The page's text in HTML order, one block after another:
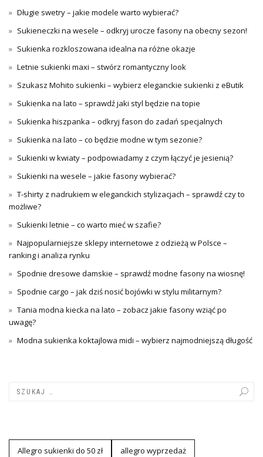
Długie swetry – jakie modele warto wybierać?
Sukieneczki na wesele – odkryj urocze fasony na obecny sezon!
Sukienka rozkloszowana idealna na różne okazje
Letnie sukienki maxi – stwórz romantyczny look
Szukasz Mohito sukienki – wybierz eleganckie sukienki z eButik
Sukienka na lato – sprawdź jaki styl będzie na topie
Sukienka hiszpanka – odkryj fason do zadań specjalnych
Sukienka na lato – co będzie modne w tym sezonie?
Sukienki w kwiaty – podpowiadamy z czym łączyć je jesienią?
Sukienki na wesele – jakie fasony wybierać?
T-shirty z nadrukiem w eleganckich stylizacjach – sprawdź czy to
możliwe?
Sukienki letnie – co warto mieć w szafie?
Najpopularniejsze sklepy internetowe z odzieżą w Polsce –
ranking i analiza rynku
Spodnie dresowe damskie – sprawdź modne fasony na wiosnę!
Spodnie cargo – jak dziś nosić bojówki w stylu militarnym?
Tania modna kiecka na lato – zobacz jakie fasony wziąć po
uwagę?
Modna sukienka koktajlowa midi – wybierz najmodniejszą długość
Allegro sukienki do 50 zł allegro wyprzedaż